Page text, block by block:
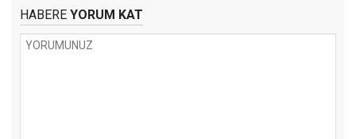
HABERE YORUM KAT